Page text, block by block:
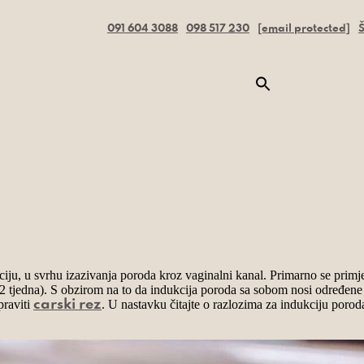
091 604 3088 098 517 230 [email protected]
u svrhu izazivanja poroda kroz vaginalni kanal. Primarno se
tjedna). S obzirom na to da indukcija poroda sa sobom nosi
carski rez. U nastavku čitajte o razlozima za indukciju